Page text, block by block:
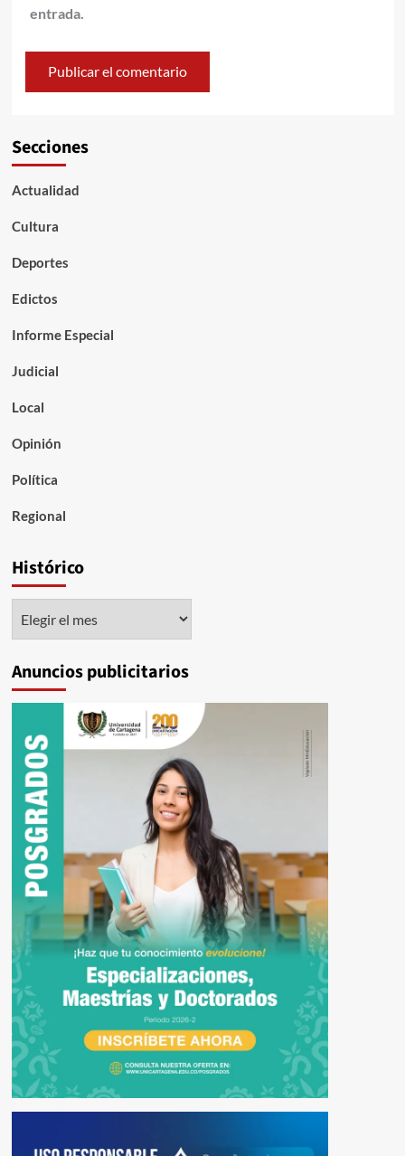
entrada.
Secciones
Actualidad
Cultura
Deportes
Edictos
Informe Especial
Judicial
Local
Opinión
Política
Regional
Histórico
Anuncios publicitarios